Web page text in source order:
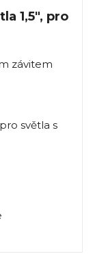
1,5", pro
závitem
světla s